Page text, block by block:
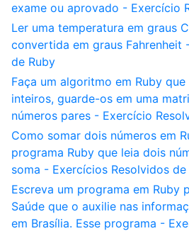
exame ou aprovado - Exercício
Ler uma temperatura em graus
convertida em graus Fahrenheit
de Ruby
Faça um algoritmo em Ruby
inteiros, guarde-os em uma
números pares - Exercício
Como somar dois números em
programa Ruby que leia dois
soma - Exercícios Resolvidos de
Escreva um programa em Ruby
Saúde que o auxilie nas
em Brasília. Esse programa -